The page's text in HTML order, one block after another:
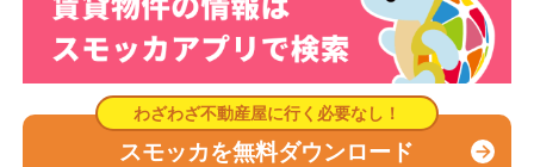
スモッカを無料ダウンロード